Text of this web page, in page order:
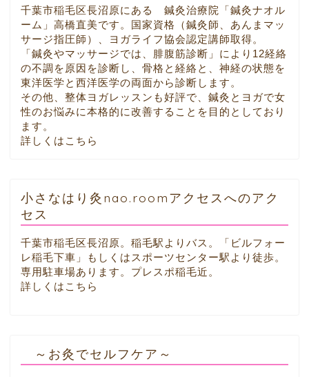
千葉市稲毛区長沼原にある 鍼灸治療院「鍼灸ナオル
ーム」高橋直美です。国家資格（鍼灸師、あんまマッ
サージ指圧師）、ヨガライフ協会認定講師取得。
「鍼灸やマッサージでは、腓腹筋診断」により12経絡
の不調を原因を診断し、骨格と経絡と、神経の状態を
東洋医学と西洋医学の両面から診断します。
その他、整体ヨガレッスンも好評で、鍼灸とヨガで女
性のお悩みに本格的に改善することを目的としており
ます。
詳しくはこちら
小さなはり灸nao.roomアクセスへのアク
セス
千葉市稲毛区長沼原。稲毛駅よりバス。「ビルフォー
レ稲毛下車」もしくはスポーツセンター駅より徒歩。
専用駐車場あります。プレスポ稲毛近。
詳しくはこちら
～お灸でセルフケア～